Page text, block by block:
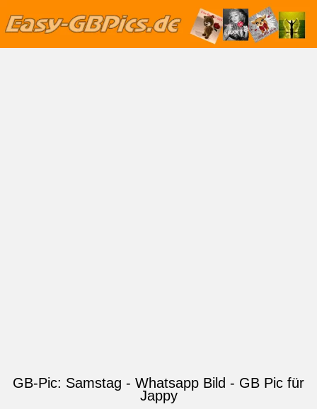
GB-Pic: Samstag - Whatsapp Bild - GB Pic für
Jappy